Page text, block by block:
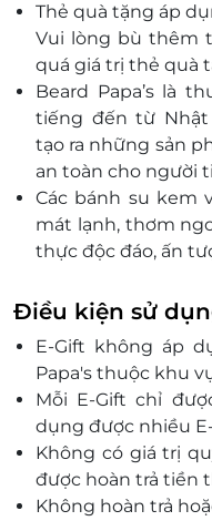
Thẻ quà tặng áp
Vui lòng bù thêm
quá giá trị thẻ quà
Beard Papa’s là
tiếng đến từ Nhật
tạo ra những sản
an toàn cho người
Các bánh su kem
mát lạnh, thơm
thực độc đáo, ấn
toàn thực phẩm
Điều kiện sử
E-Gift không áp
Papa's thuộc khu
Mỗi E-Gift chỉ
dụng được nhiều
Không có giá trị
được hoàn trả tiền
Không hoàn trả